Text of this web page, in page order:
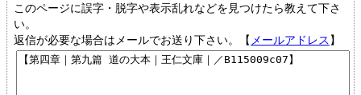
このページに誤字・脱字や表示乱れなどを見つけたら教えて下さ
い。
返信が必要な場合はメールでお送り下さい。【 メールアドレス 】